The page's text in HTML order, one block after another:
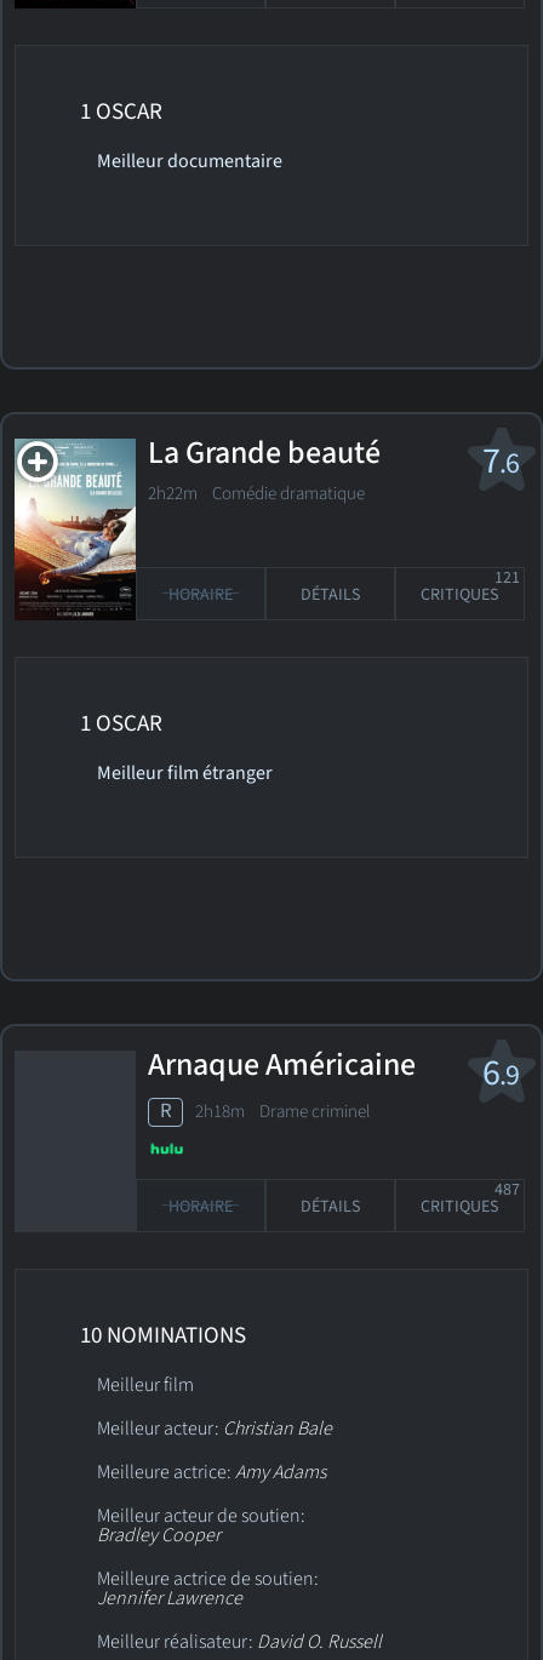
1 OSCAR
Meilleur documentaire
7.6
La Grande beauté
2h22m Comédie dramatique
HORAIRE DÉTAILS CRITIQUES
121
1 OSCAR
Meilleur film étranger
6.9
Arnaque Américaine
R 2h18m Drame criminel
HORAIRE DÉTAILS CRITIQUES
487
10 NOMINATIONS
Meilleur film
Meilleur acteur: Christian Bale
Meilleure actrice:Amy Adams
Meilleur acteur de soutien:
Bradley Cooper
Meilleure actrice de soutien:
Jennifer Lawrence
Meilleur réalisateur: David O. Russell